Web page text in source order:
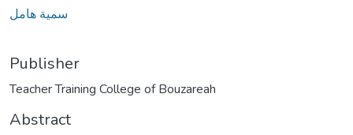
سمية هامل
Publisher
Abstract